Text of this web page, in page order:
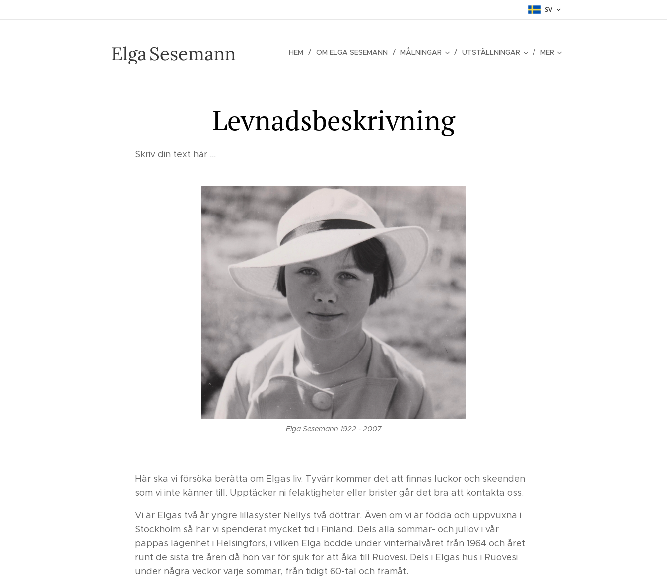
SV
ElgaSesemann HEM OM ELGA SESEMANN MÅLNINGAR UTSTÄLLNINGAR MER
Levnadsbeskrivning
Skriv din text här ...
Elga Sesemann 1922 - 2007
Här ska vi försöka berätta om Elgas liv. Tyvärr kommer det att finnas luckor och skeenden
som vi inte känner till. Upptäcker ni felaktigheter eller brister går det bra att kontakta oss.
Vi är Elgas två år yngre lillasyster Nellys två döttrar. Även om vi är födda och uppvuxna i
Stockholm så har vi spenderat mycket tid i Finland. Dels alla sommar- och jullov i vår
pappas lägenhet i Helsingfors, i vilken Elga bodde under vinterhalvåret från 1964 och året
runt de sista tre åren då hon var för sjuk för att åka till Ruovesi. Dels i Elgas hus i Ruovesi
under några veckor varje sommar, från tidigt 60-tal och framåt.